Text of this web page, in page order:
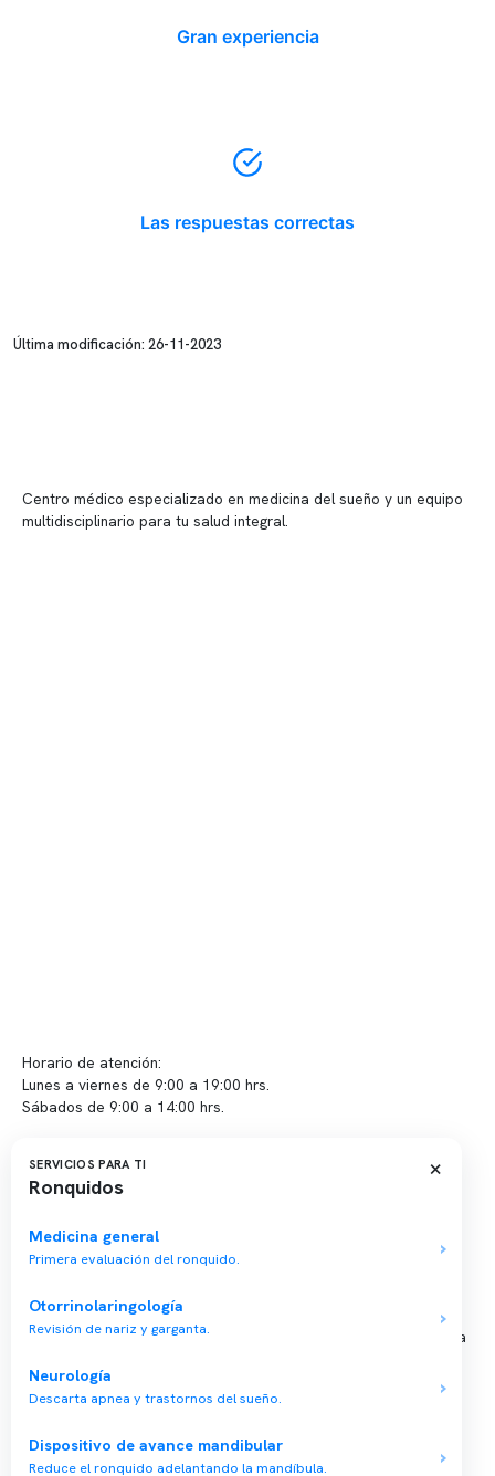
Gran experiencia
Las respuestas correctas
Última modificación: 26-11-2023
Centro médico especializado en medicina del sueño y un equipo
multidisciplinario para tu salud integral.
Horario de atención:
Lunes a viernes de 9:00 a 19:00 hrs.
Sábados de 9:00 a 14:00 hrs.
Sucursales
📍 Vitacura: Av. Kennedy 5488, Patio Inglés, piso -1, local 003
📍 Providencia: Av. Andrés Bello 2337, local 2
Reserva tu hora
Agenda tu consulta médica o examen del sueño de forma rápida
→ Reservar ahora
Presupuesto de exámenes
SERVICIOS PARA TI
Ronquidos
×
Medicina general
Primera evaluación del ronquido.
Otorrinolaringología
Revisión de nariz y garganta.
Neurología
Descarta apnea y trastornos del sueño.
Dispositivo de avance mandibular
Reduce el ronquido adelantando la mandíbula.